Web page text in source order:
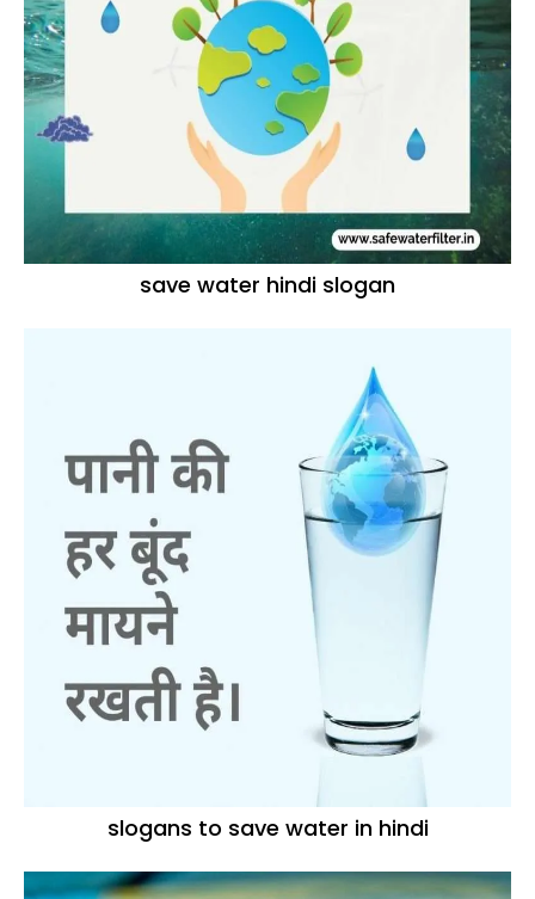
save water hindi slogan
slogans to save water in hindi